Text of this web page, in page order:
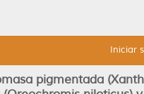
Iniciar
pigmentada